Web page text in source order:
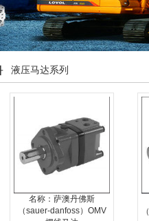
┠ 液压马达系列
名称：萨澳丹佛斯
（sauer-danfoss）OMV